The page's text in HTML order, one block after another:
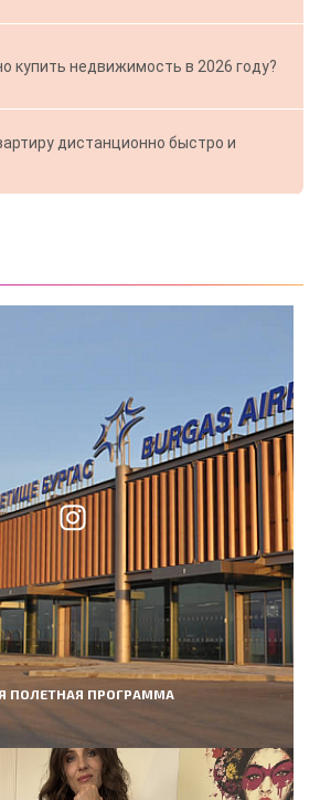
купить недвижимость в 2026 году?
дистанционно быстро и
ПОЛЕТНАЯ ПРОГРАММА